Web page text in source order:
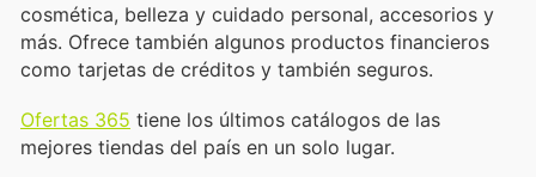
cosmética, belleza y cuidado personal, accesorios y
más. Ofrece también algunos productos financieros
como tarjetas de créditos y también seguros.
Ofertas 365 tiene los últimos catálogos de las
mejores tiendas del país en un solo lugar.